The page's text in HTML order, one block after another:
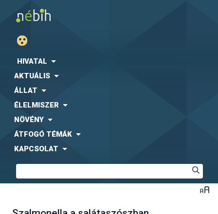
HIVATAL
AKTUÁLIS
ÁLLAT
ÉLELMISZER
NÖVÉNY
ÁTFOGÓ TÉMÁK
KAPCSOLAT